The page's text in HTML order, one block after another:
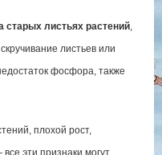
старых листьях растений,
листьев или
фосфора, также
плохой рост,
эти признаки могут